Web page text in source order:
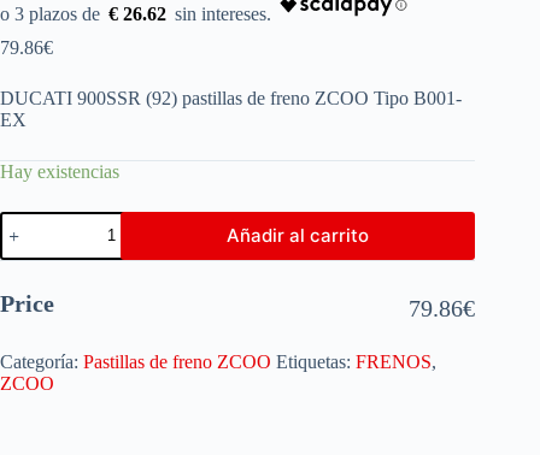
€ 26.62
79.86€
DUCATI 900SSR (92) pastillas de freno ZCOO Tipo B001-
EX
Hay existencias
Añadir al carrito
Price 79.86€
Categoría: Pastillas de freno ZCOO Etiquetas: FRENOS,
ZCOO